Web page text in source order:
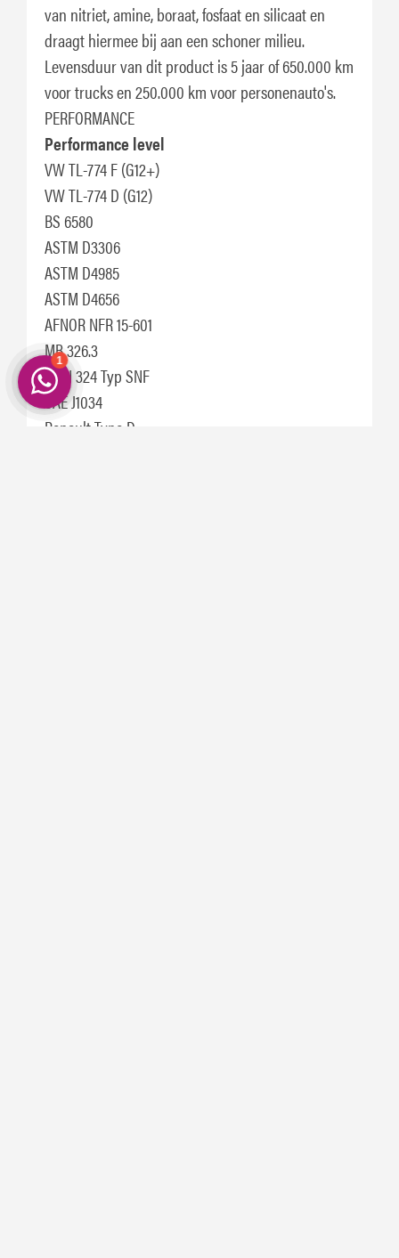
van nitriet, amine, boraat, fosfaat en silicaat en
draagt hiermee bij aan een schoner milieu.
Levensduur van dit product is 5 jaar of 650.000 km
voor trucks en 250.000 km voor personenauto's.
PERFORMANCE
Performance level
VW TL-774 F (G12+)
VW TL-774 D (G12)
BS 6580
ASTM D3306
ASTM D4985
ASTM D4656
AFNOR NFR 15-601
MB 326.3
MAN 324 Typ SNF
SAE J1034
Renault Type D